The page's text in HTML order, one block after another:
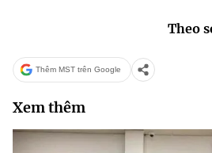
Theo
Thêm MST trên Google
Xem thêm